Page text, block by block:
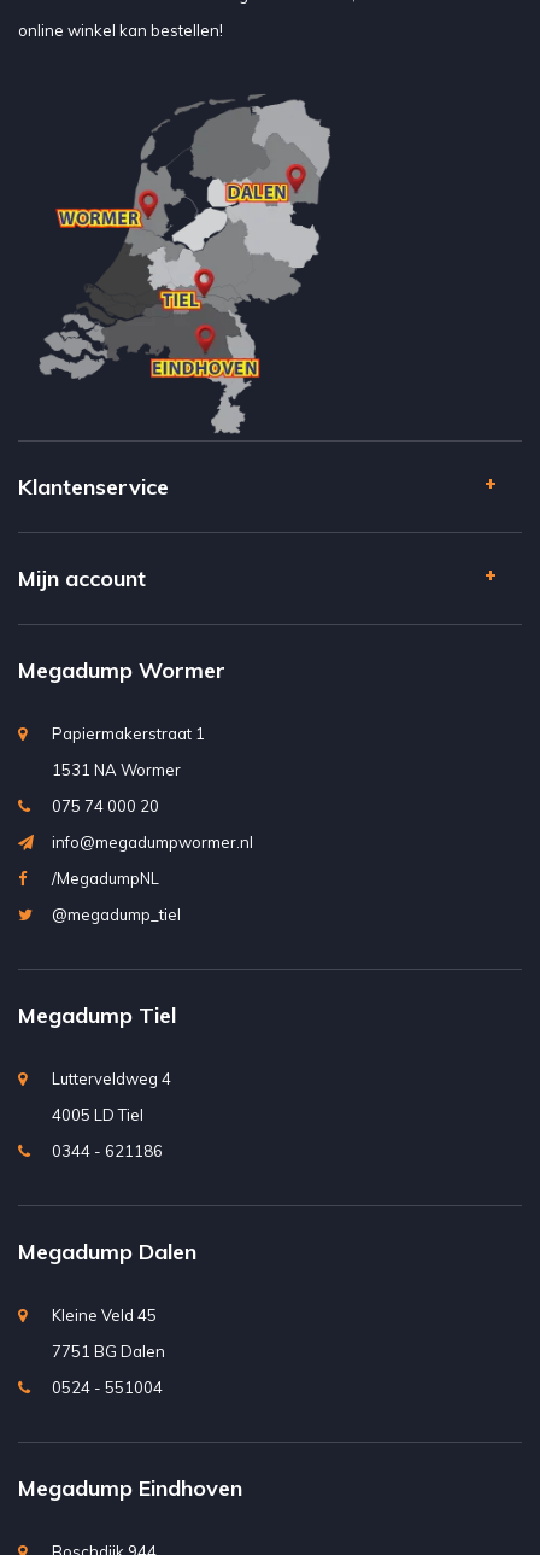
online winkel kan bestellen!
Klantenservice
Mijn account
Megadump Wormer
Papiermakerstraat 1
1531 NA Wormer
075 74 000 20
info@megadumpwormer.nl
/MegadumpNL
@megadump_tiel
Megadump Tiel
Lutterveldweg 4
4005 LD Tiel
0344 - 621186
Megadump Dalen
Kleine Veld 45
7751 BG Dalen
0524 - 551004
Megadump Eindhoven